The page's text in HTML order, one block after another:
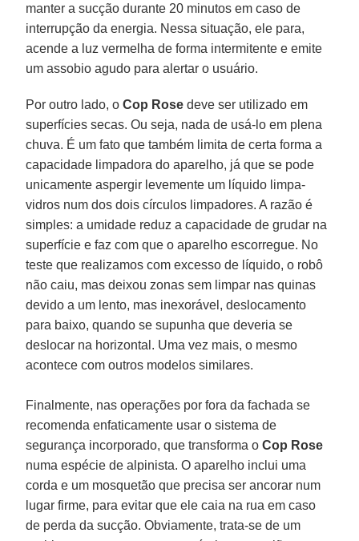
manter a sucção durante 20 minutos em caso de
interrupção da energia. Nessa situação, ele para,
acende a luz vermelha de forma intermitente e emite
um assobio agudo para alertar o usuário.
Por outro lado, o Cop Rose deve ser utilizado em
superfícies secas. Ou seja, nada de usá-lo em plena
chuva. É um fato que também limita de certa forma a
capacidade limpadora do aparelho, já que se pode
unicamente aspergir levemente um líquido limpa-
vidros num dos dois círculos limpadores. A razão é
simples: a umidade reduz a capacidade de grudar na
superfície e faz com que o aparelho escorregue. No
teste que realizamos com excesso de líquido, o robô
não caiu, mas deixou zonas sem limpar nas quinas
devido a um lento, mas inexorável, deslocamento
para baixo, quando se supunha que deveria se
deslocar na horizontal. Uma vez mais, o mesmo
acontece com outros modelos similares.
Finalmente, nas operações por fora da fachada se
recomenda enfaticamente usar o sistema de
segurança incorporado, que transforma oCop Rose
numa espécie de alpinista. O aparelho inclui uma
corda e um mosquetão que precisa ser ancorar num
lugar firme, para evitar que ele caia na rua em caso
de perda da sucção. Obviamente, trata-se de um